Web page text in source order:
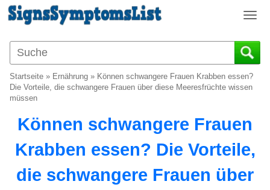
T
g
g
v
g
t
Startseite » Ernährung » Können schwangere Frauen Krabben essen?
Die Vorteile, die schwangere Frauen über diese Meeresfrüchte wissen
müssen
Können schwangere Frauen
Krabben essen? Die Vorteile,
die schwangere Frauen über